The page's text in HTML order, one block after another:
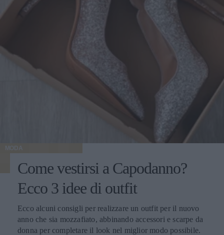
MODA
Come vestirsi a Capodanno?
Ecco 3 idee di outfit
Ecco alcuni consigli per realizzare un outfit per il nuovo
anno che sia mozzafiato, abbinando accessori e scarpe da
donna per completare il look nel miglior modo possibile.